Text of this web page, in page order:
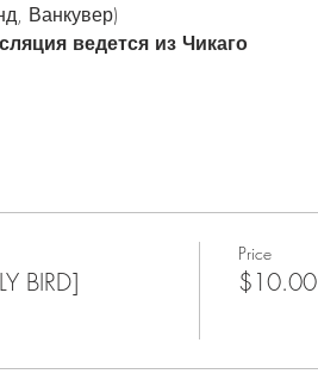
Ванкувер)
ведется из Чикаго
BIRD]
Price
$10.00